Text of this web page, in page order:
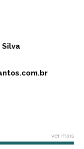
ver mais